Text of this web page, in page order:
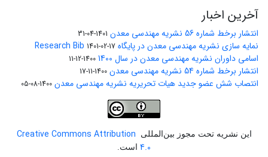
آخرین اخبار
انتشار برخط شماره 56 نشریه مهندسی معدن 1401-04-31
نمایه سازی نشریه مهندسی معدن در پایگاه Research Bib 1401-02-17
اسامی داوران نشریه مهندسی معدن در سال 1400 1400-12-11
انتشار برخط شماره 54 نشریه مهندسی معدن 1400-11-17
انتصاب شش عضو جدید هیات تحریریه نشریه مهندسی معدن 1400-08-05
این نشریه تحت مجوز بین‌المللی
Creative Commons Attribution
4.0 است.